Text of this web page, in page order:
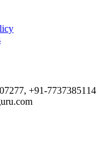
+91-7737385114